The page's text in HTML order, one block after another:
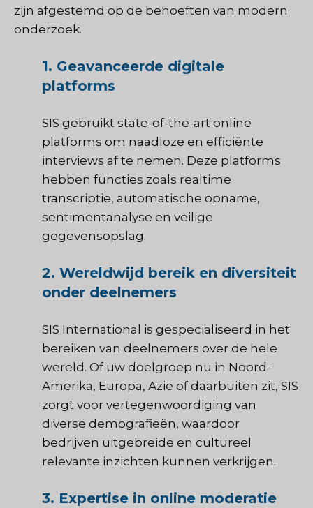
zijn afgestemd op de behoeften van modern
onderzoek.
1. Geavanceerde digitale
platforms
SIS gebruikt state-of-the-art online
platforms om naadloze en efficiënte
interviews af te nemen. Deze platforms
hebben functies zoals realtime
transcriptie, automatische opname,
sentimentanalyse en veilige
gegevensopslag.
2. Wereldwijd bereik en diversiteit
onder deelnemers
SIS International is gespecialiseerd in het
bereiken van deelnemers over de hele
wereld. Of uw doelgroep nu in Noord-
Amerika, Europa, Azië of daarbuiten zit, SIS
zorgt voor vertegenwoordiging van
diverse demografieën, waardoor
bedrijven uitgebreide en cultureel
relevante inzichten kunnen verkrijgen.
3. Expertise in online moderatie